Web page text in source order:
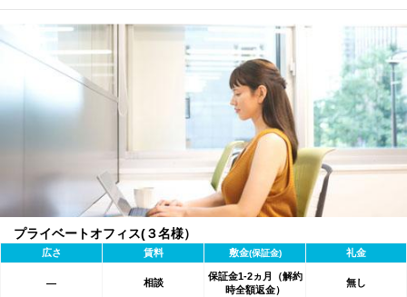
プライベートオフィス(３名様）
広さ 賃料 敷金(保証金) 礼金
― 相談
保証金1-2ヵ月（解約
時全額返金）
無し